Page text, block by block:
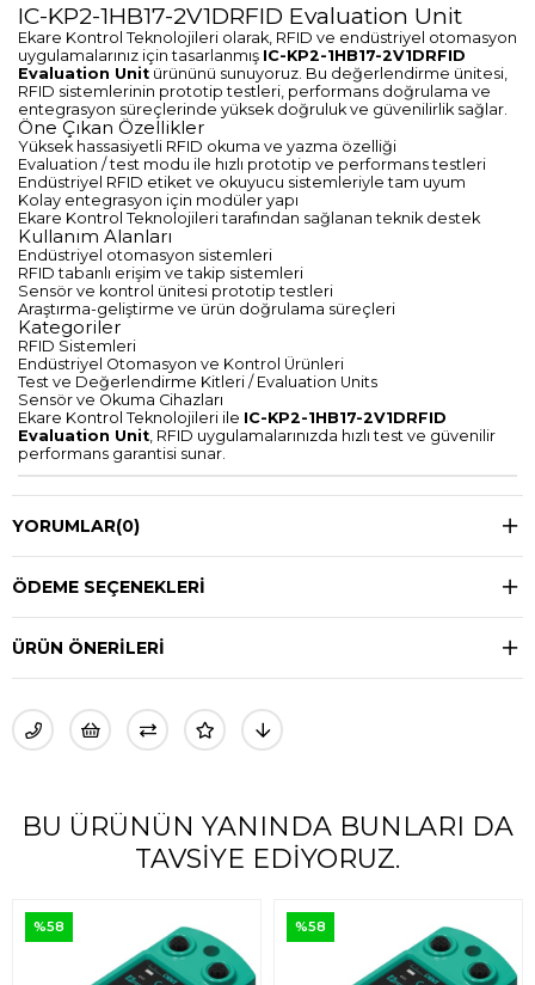
IC-KP2-1HB17-2V1DRFID Evaluation Unit
Ekare Kontrol Teknolojileri olarak, RFID ve endüstriyel otomasyon
uygulamalarınız için tasarlanmış IC-KP2-1HB17-2V1DRFID
Evaluation Unit ürününü sunuyoruz. Bu değerlendirme ünitesi,
RFID sistemlerinin prototip testleri, performans doğrulama ve
entegrasyon süreçlerinde yüksek doğruluk ve güvenilirlik sağlar.
Öne Çıkan Özellikler
Yüksek hassasiyetli RFID okuma ve yazma özelliği
Evaluation / test modu ile hızlı prototip ve performans testleri
Endüstriyel RFID etiket ve okuyucu sistemleriyle tam uyum
Kolay entegrasyon için modüler yapı
Ekare Kontrol Teknolojileri tarafından sağlanan teknik destek
Kullanım Alanları
Endüstriyel otomasyon sistemleri
RFID tabanlı erişim ve takip sistemleri
Sensör ve kontrol ünitesi prototip testleri
Araştırma-geliştirme ve ürün doğrulama süreçleri
Kategoriler
RFID Sistemleri
Endüstriyel Otomasyon ve Kontrol Ürünleri
Test ve Değerlendirme Kitleri / Evaluation Units
Sensör ve Okuma Cihazları
Ekare Kontrol Teknolojileri ile IC-KP2-1HB17-2V1DRFID
Evaluation Unit, RFID uygulamalarınızda hızlı test ve güvenilir
performans garantisi sunar.
YORUMLAR(0)
ÖDEME SEÇENEKLERI
ÜRÜN ÖNERILERI
BU ÜRÜNÜN YANINDA BUNLARI DA
TAVSIYE EDIYORUZ.
%58 %58